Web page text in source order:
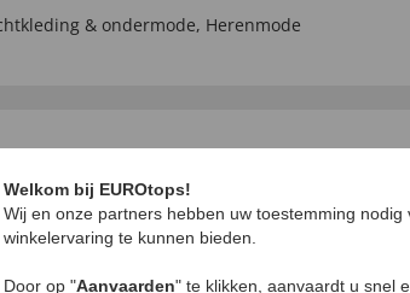
& ondermode, Herenmode
Welkom bij EUROtops!
Wij en onze partners hebben uw toestemming
winkelervaring te kunnen bieden.
Door op "Aanvaarden" te klikken, aanvaardt u snel